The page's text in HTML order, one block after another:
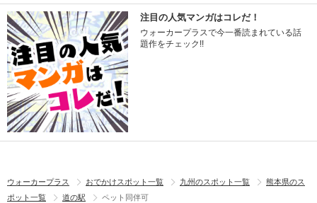
注目の人気マンガはコレだ！
ウォーカープラスで今一番読まれている話
題作をチェック!!
ウォーカープラス おでかけスポット一覧 九州のスポット一覧
熊本県のス
ポット一覧
道の駅 ペット同伴可